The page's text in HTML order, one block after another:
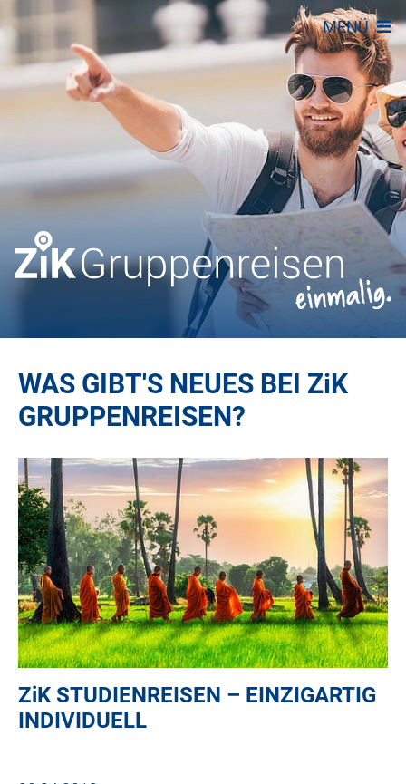
MENÜ
WAS GIBT'S NEUES BEI ZiK
GRUPPENREISEN?
ZiKSTUDIENREISEN – EINZIGARTIG
INDIVIDUELL